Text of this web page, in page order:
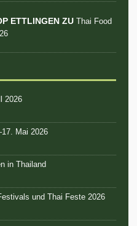
ETTLINGEN ZU Thai Food
2026
Mai 2026
in Thailand
und Thai Feste 2026